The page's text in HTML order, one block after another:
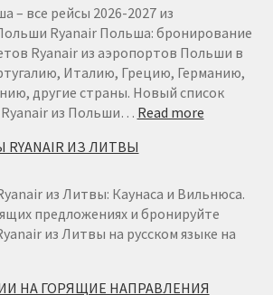
ОТ
€
29
– все рейсы 2026-2027 из
Ryanair Польша: бронирование
Ryanair из аэропортов Польши в
Италию, Грецию, Германию,
другие страны. Новый список
из Польши… Read more:
ИЗ ЛИТВЫ
из Литвы: Каунаса и Вильнюса.
предложениях и бронируйте
из Литвы на русском языке на
НА ГОРЯЩИЕ НАПРАВЛЕНИЯ